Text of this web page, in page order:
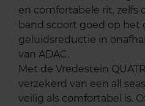
en comfortabele rit, zelfs
band scoort goed op het
geluidsreductie in
van ADAC.
Met de Vredestein
verzekerd van een all
veilig als comfortabel is.